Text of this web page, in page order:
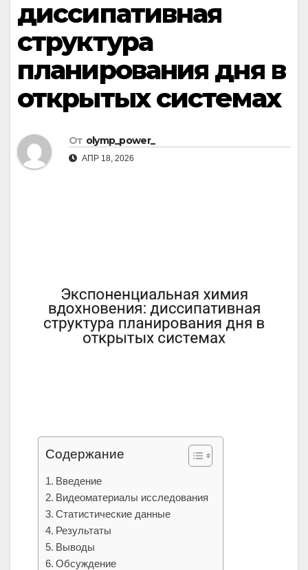
диссипативная
структура
планирования дня в
открытых системах
От olymp_power_
АПР 18, 2026
Содержание
Введение
Видеоматериалы исследования
Статистические данные
Результаты
Выводы
Обсуждение